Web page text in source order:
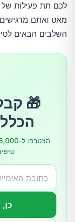
2.קצצו בסוכרים מלאכותיים ועמילנים מעובדים
5.עשו
כל שבוע
אם אתם לא
אירובית
6.נסו את
(אופציונלית
לכם תת פעילות של
מאט ואתם
השלבים הבאים